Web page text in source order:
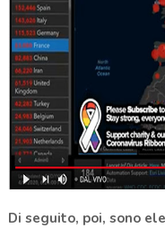
Di seguito, poi, sono